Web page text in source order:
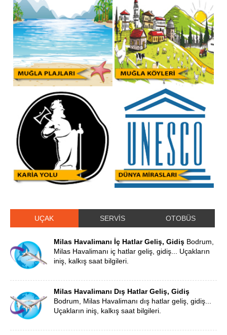
UÇAK SERVİS OTOBÜS
Milas Havalimanı İç Hatlar Geliş, Gidiş Bodrum,
Milas Havalimanı iç hatlar geliş, gidiş... Uçakların
iniş, kalkış saat bilgileri.
Milas Havalimanı Dış Hatlar Geliş, Gidiş
Bodrum, Milas Havalimanı dış hatlar geliş, gidiş...
Uçakların iniş, kalkış saat bilgileri.